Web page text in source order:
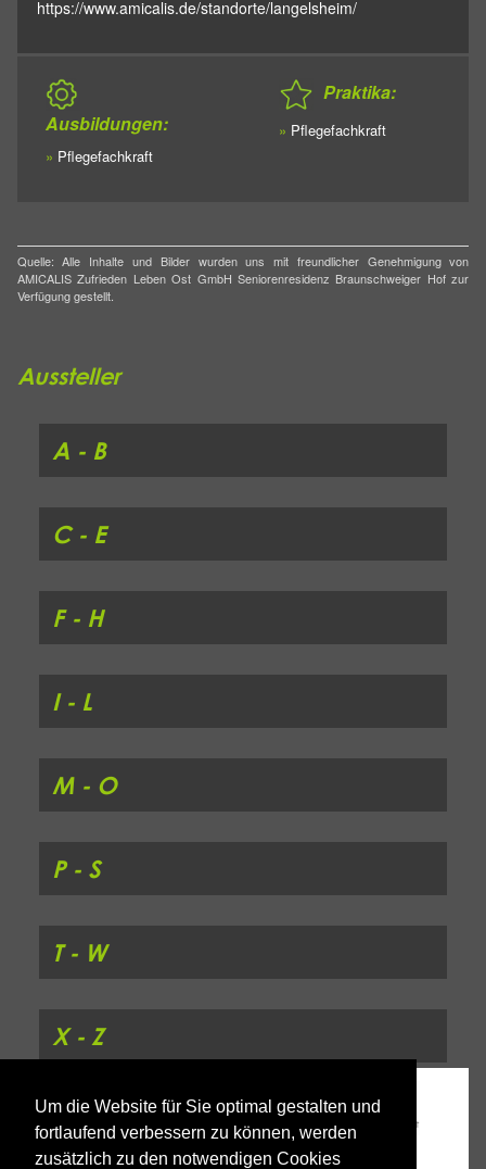
Um die Website für Sie optimal gestalten und
fortlaufend verbessern zu können, werden
zusätzlich zu den notwendigen Cookies
https://www.amicalis.de/standorte/langelsheim/
Ausbildungen:
» Pflegefachkraft
Praktika:
» Pflegefachkraft
Quelle: Alle Inhalte und Bilder wurden uns mit freundlicher Genehmigung von
AMICALIS Zufrieden Leben Ost GmbH Seniorenresidenz Braunschweiger Hof zur
Verfügung gestellt.
Aussteller
A - B
C - E
F - H
I - L
M - O
P - S
T - W
X - Z